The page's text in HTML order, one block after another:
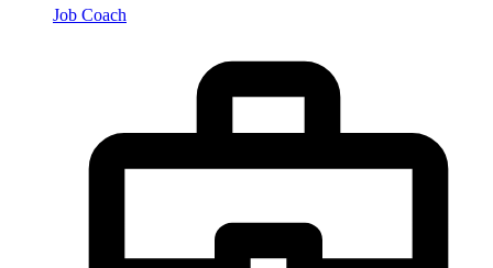
Job Coach